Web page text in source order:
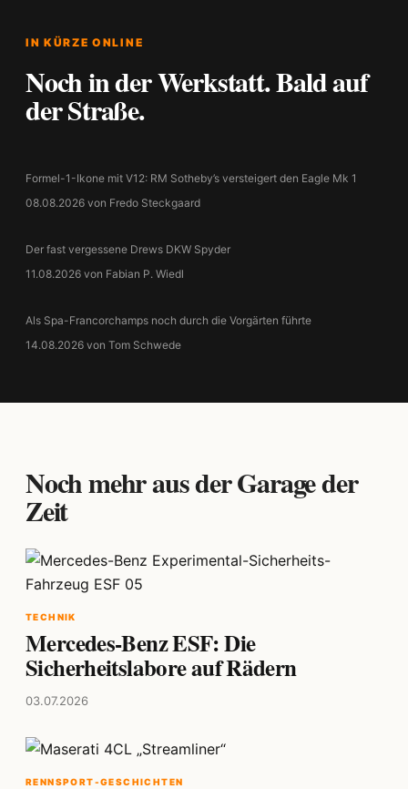
IN KÜRZE ONLINE
Noch in der Werkstatt. Bald auf
der Straße.
Formel-1-Ikone mit V12: RM Sotheby’s versteigert den Eagle Mk 1
08.08.2026 von Fredo Steckgaard
Der fast vergessene Drews DKW Spyder
11.08.2026 von Fabian P. Wiedl
Als Spa-Francorchamps noch durch die Vorgärten führte
14.08.2026 von Tom Schwede
Noch mehr aus der Garage der
Zeit
TECHNIK
Mercedes-Benz ESF: Die
Sicherheitslabore auf Rädern
03.07.2026
RENNSPORT-GESCHICHTEN